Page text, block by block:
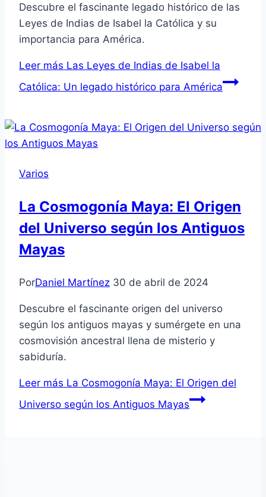
Descubre el fascinante legado histórico de las
Leyes de Indias de Isabel la Católica y su
importancia para América.
Leer más Las Leyes de Indias de Isabel la
Católica: Un legado histórico para América
Varios
La Cosmogonía Maya: El Origen
del Universo según los Antiguos
Mayas
PorDaniel Martínez 30 de abril de 2024
Descubre el fascinante origen del universo
según los antiguos mayas y sumérgete en una
cosmovisión ancestral llena de misterio y
sabiduría.
Leer más La Cosmogonía Maya: El Origen del
Universo según los Antiguos Mayas